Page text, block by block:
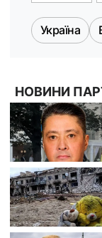
Україна